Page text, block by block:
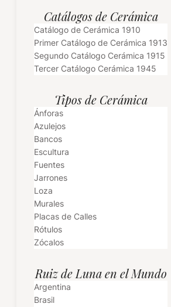
Catálogos de Cerámica
Catálogo de Cerámica 1910
Primer Catálogo de Cerámica 1913
Segundo Catálogo Cerámica 1915
Tercer Catálogo Cerámica 1945
Tipos de Cerámica
Ánforas
Azulejos
Bancos
Escultura
Fuentes
Jarrones
Loza
Murales
Placas de Calles
Rótulos
Zócalos
Ruiz de Luna en el Mundo
Argentina
Brasil